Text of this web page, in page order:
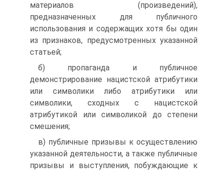
материалов (произведений),
предназначенных для публичного
использования и содержащих хотя бы один
из признаков, предусмотренных указанной
статьей;
б) пропаганда и публичное
демонстрирование нацистской атрибутики
или символики либо атрибутики или
символики, сходных с нацистской
атрибутикой или символикой до степени
смешения;
в) публичные призывы к осуществлению
указанной деятельности, а также публичные
призывы и выступления, побуждающие к